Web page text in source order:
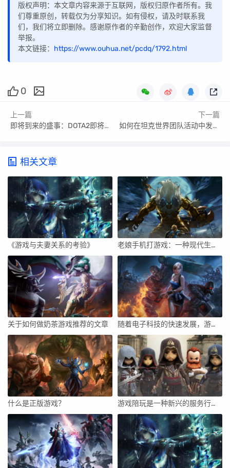
版权声明：本文章内容来源于互联网，版权归原作者所有。我
们尊重原创，转载仅为分享知识。如有侵权，请及时联系我
们，我们将立即删除。感谢原作者的辛勤创作，欢迎大家监督
举报。
本文链接： https://www.ouhua.net/pcdq/1792.html
0
上一篇
即将到来的盛事：DOTA2即将举行的大型游戏活动预告！
下一篇
如何在坦克世界团队活动中发挥领导作用？
相关文章
《游戏与夫妻关系的考验》 老娘手机打游戏：一种现代生活的娱乐方式
关于如何做奶茶游戏推荐的文章 随着电子科技的快速发展，游戏本已经逐渐成为了现代人们追求高品质游戏体验的重要工具。而性价比，无疑是大多数玩家在选择游戏本时首要考虑的因素之一。本文将围绕最近性价比游戏本进行深入分析，帮助读者更好地了解这一领域的具体情况。
什么是正版游戏？ 游戏陪玩是一种新兴的服务行业，随着网络游戏的普及和玩家需求的多样化，越来越多的人开始选择寻找游戏陪玩来满足自己的游戏需求。作为一名游戏陪玩，不仅需要具备一定的游戏技能和经验，还需要具备良好的沟通能力和服务态度。下面将从多个方面探讨如何成为一名优秀的游戏陪玩。